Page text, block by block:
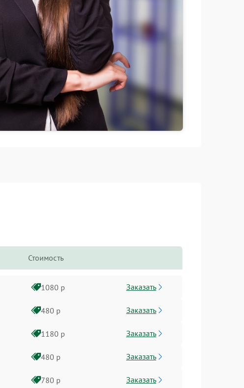
Стоимость
1080 р Заказать
480 р Заказать
1180 р Заказать
480 р Заказать
780 р Заказать